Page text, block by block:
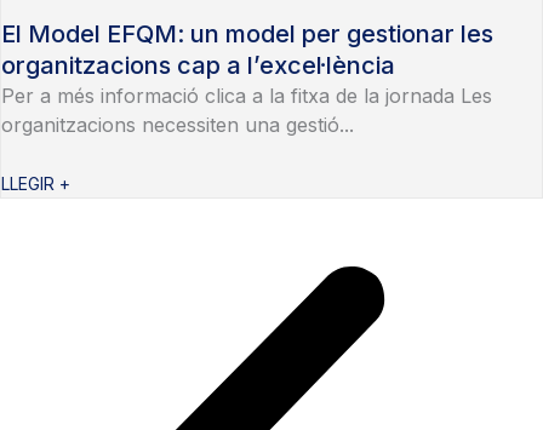
El Model EFQM: un model per gestionar les
organitzacions cap a l’excel·lència
Per a més informació clica a la fitxa de la jornada Les
organitzacions necessiten una gestió...
LLEGIR +